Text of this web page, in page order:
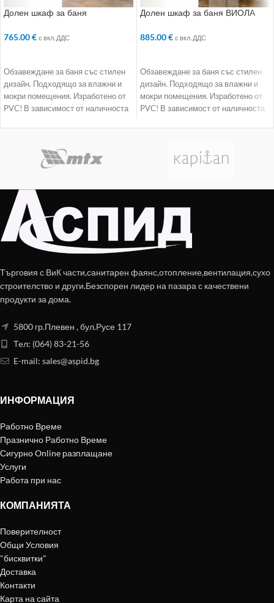
Долен шкаф за баня
765.00€ с вкл. ДДС
Обзавеждане за баня със стилен
дизайн. Подходящо за влажни и
мокри помещения. Изработено от
PVC! В зависимост от наличноста
Долен шкаф за баня ВИОЛА
885.00€ с вкл. ДДС
Обзавеждане за баня със стилен
дизайн. Подходящо за влажни и
мокри помещения. Изработено от
PVC! В зависимост от наличноста
Търговия с ВиК части,санитарен фаянс,отопление,вентилация,сухо
строителство и други.Безспорен лидер на пазара с качествени
продукти за дома.
5800 гр.Плевен , бул.Русе 117
Тел: (064) 83-21-56
E-mail: sales@aspid.bg
ИНФОРМАЦИЯ
Работно Време
Празнично Работно Време
Сигурно Online разплащане
Услуги
Работа при нас
КОМПАНИЯТА
Поверителност
Общи Условия
"бисквитки"
Доставка
Контакти
Карта на сайта